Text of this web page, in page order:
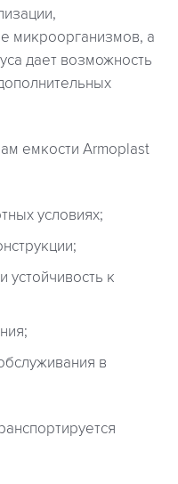
микроорганизмов, а
дает возможность
емкости Armoplast
условиях;
устойчивость к
в